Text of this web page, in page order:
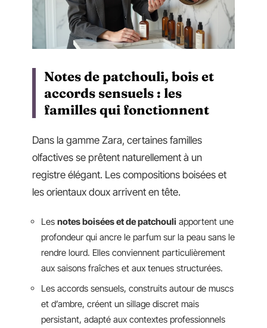
Notes de patchouli, bois et
accords sensuels : les
familles qui fonctionnent
Dans la gamme Zara, certaines familles
olfactives se prêtent naturellement à un
registre élégant. Les compositions boisées et
les orientaux doux arrivent en tête.
Les notes boisées et de patchouli apportent une
profondeur qui ancre le parfum sur la peau sans le
rendre lourd. Elles conviennent particulièrement
aux saisons fraîches et aux tenues structurées.
Les accords sensuels, construits autour de muscs
et d’ambre, créent un sillage discret mais
persistant, adapté aux contextes professionnels